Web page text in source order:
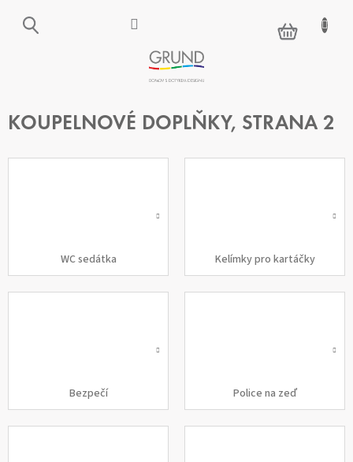
NÁKUPNÍ
KOŠÍK
KOUPELNOVÉ DOPLŇKY, STRANA 2
WC sedátka Kelímky pro kartáčky
Bezpečí Police na zeď